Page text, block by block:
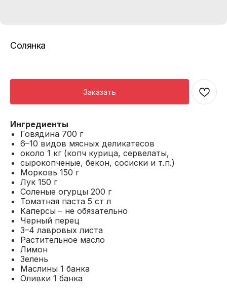
Солянка
Заказать
Ингредиенты
Говядина 700 г
6–10 видов мясных деликатесов
около 1 кг (копч курица, сервелаты,
сырокопченые, бекон, сосиски и т.п.)
Морковь 150 г
Лук 150 г
Соленые огурцы 200 г
Томатная паста 5 ст л
Каперсы – не обязательно
Черный перец
3–4 лавровых листа
Растительное масло
Лимон
Зелень
Маслины 1 банка
Оливки 1 банка